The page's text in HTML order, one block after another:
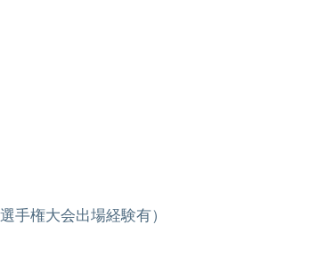
権大会出場経験有）